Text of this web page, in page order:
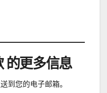
的更多信息
到您的电子邮箱。